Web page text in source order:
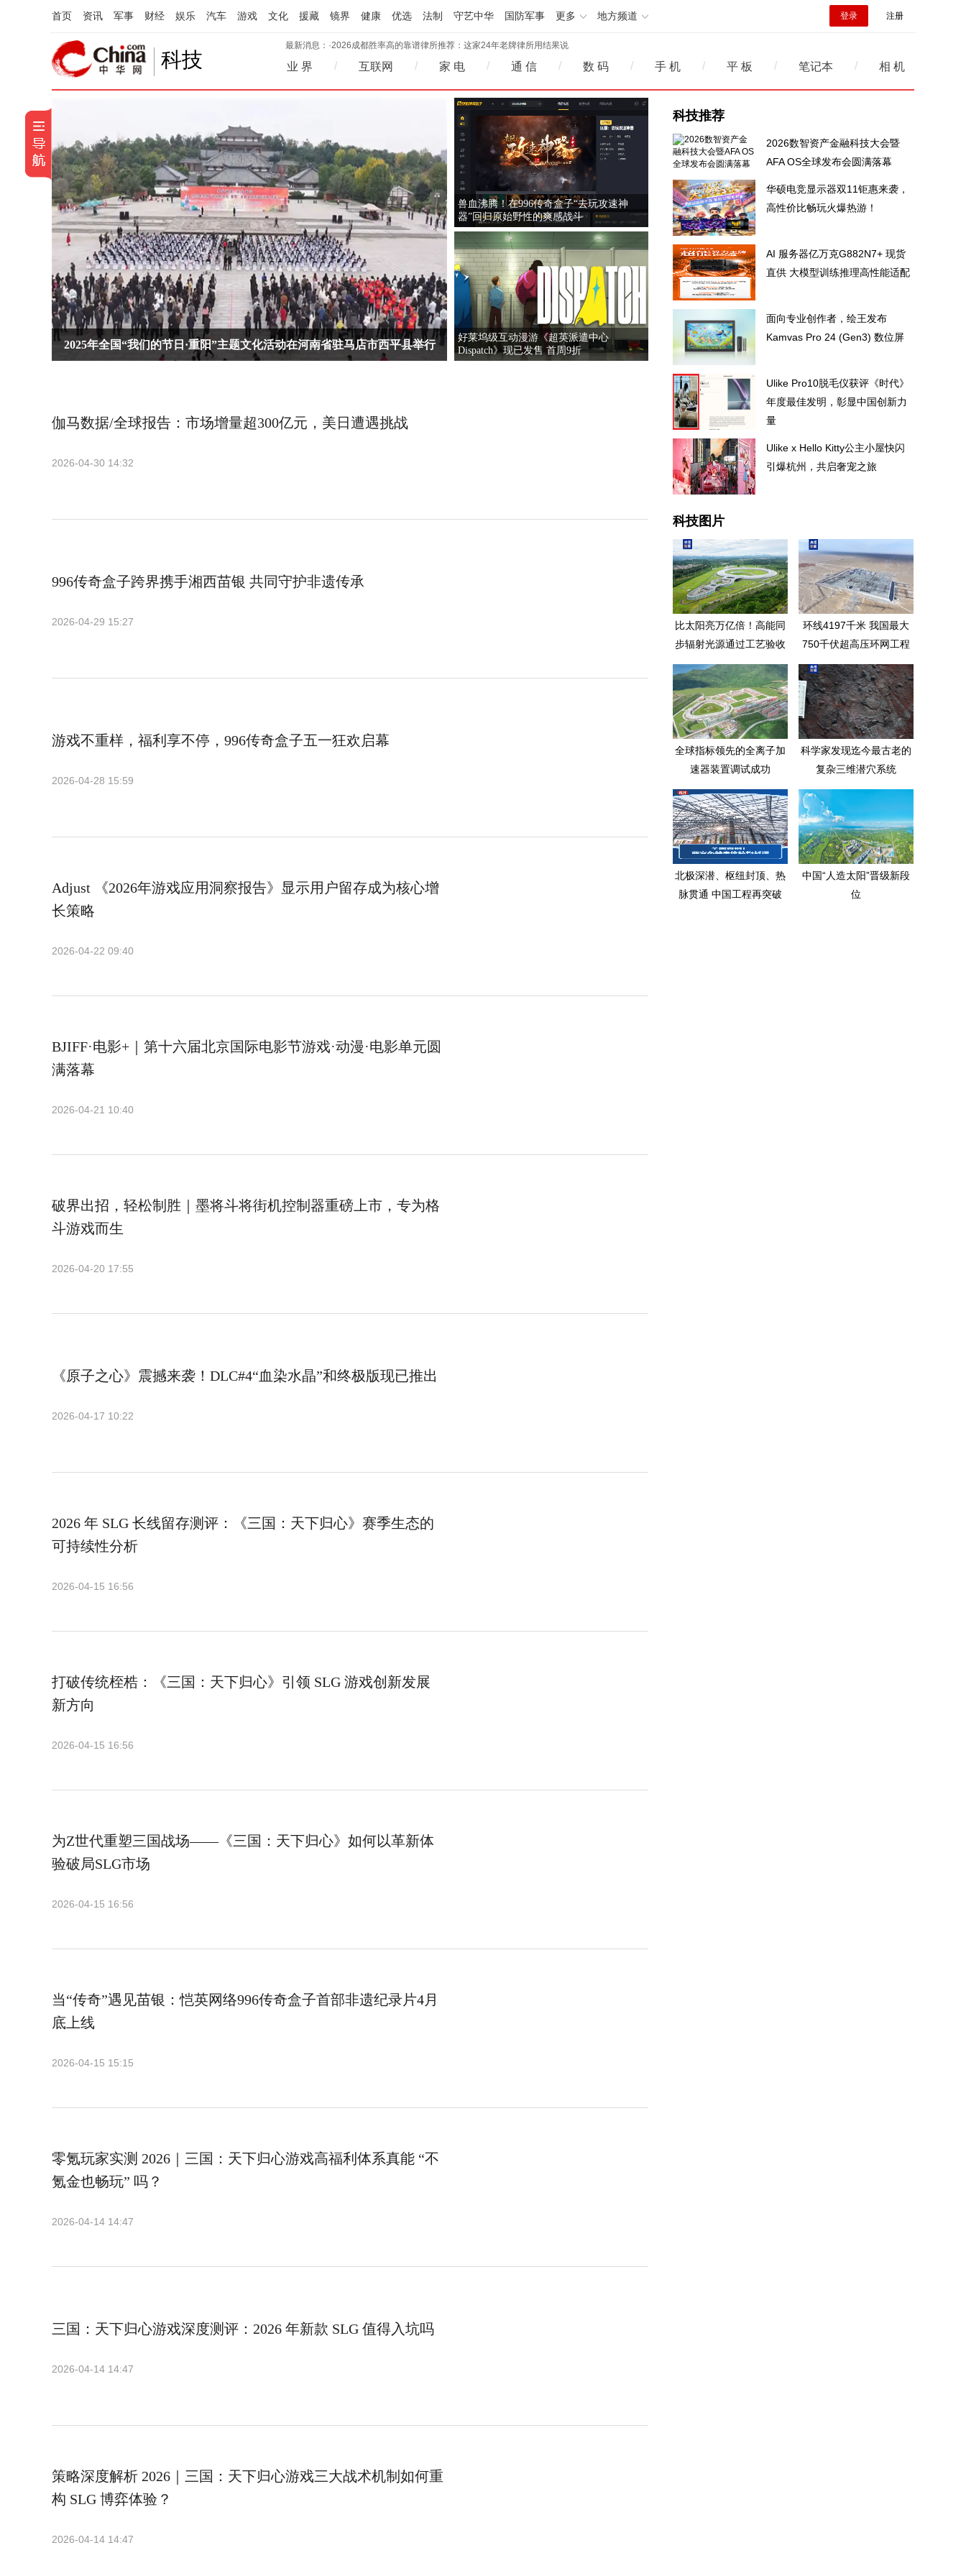
首页 资讯 军事 财经 娱乐 汽车 游戏 文化 援藏 镜界 健康 优选 法制 守艺中华 国防军事 更多 地方频道 登录 注册
科技
最新消息： 话 2026-05-11 16:42
·携手新华网：PureblueAI清蓝技术底座支撑“新华GEO智能体平
台”上线
2026-05-11 16:42
劳力士售后真实现状：一线走访实录 含 2026 年 5 月官方网点联
潜入劳力士官方售后中心：流程 / 价格 / 时效揭秘 附最新网点信
2026成都胜率高的靠谱律所推荐：这家24年老牌律所用结果说
携手新华网：PureblueAI清蓝技术底座支撑“新华GEO智能体平
台”上线 2026-05-11 16:42
劳力士售后真实现状：一线走访实录 含 2026 年 5 月官方网点联
系方式 2026-05-11 16:38
· 2026 年 5 月劳力士官方售后网点大盘点｜实地核验 + 地址电话全
收录
2026-05-11 16:38
·潜入劳力士官方售后中心：流程 / 价格 / 时效揭秘 附最新网点信
息 2026-05-11 16:37
业 界 / 互联网 / 家 电 / 通 信 / 数 码 / 手 机 / 平 板 / 笔记本 / 相 机
2025年全国“我们的节日·重阳”主题文化活动在河南省驻马店市西平县举行
兽血沸腾！在996传奇盒子“去玩攻速神
器”回归原始野性的爽感战斗
好莱坞级互动漫游《超英派遣中心
Dispatch》现已发售 首周9折
伽马数据/全球报告：市场增量超300亿元，美日遭遇挑战
2026-04-30 14:32
996传奇盒子跨界携手湘西苗银 共同守护非遗传承
2026-04-29 15:27
游戏不重样，福利享不停，996传奇盒子五一狂欢启幕
2026-04-28 15:59
Adjust 《2026年游戏应用洞察报告》显示用户留存成为核心增
长策略
2026-04-22 09:40
BJIFF·电影+｜第十六届北京国际电影节游戏·动漫·电影单元圆
满落幕
2026-04-21 10:40
破界出招，轻松制胜｜墨将斗将街机控制器重磅上市，专为格
斗游戏而生
2026-04-20 17:55
《原子之心》震撼来袭！DLC#4“血染水晶”和终极版现已推出
2026-04-17 10:22
2026 年 SLG 长线留存测评：《三国：天下归心》赛季生态的
可持续性分析
2026-04-15 16:56
打破传统桎梏：《三国：天下归心》引领 SLG 游戏创新发展
新方向
2026-04-15 16:56
为Z世代重塑三国战场——《三国：天下归心》如何以革新体
验破局SLG市场
2026-04-15 16:56
当“传奇”遇见苗银：恺英网络996传奇盒子首部非遗纪录片4月
底上线
2026-04-15 15:15
零氪玩家实测 2026｜三国：天下归心游戏高福利体系真能 “不
氪金也畅玩” 吗？
2026-04-14 14:47
三国：天下归心游戏深度测评：2026 年新款 SLG 值得入坑吗
2026-04-14 14:47
策略深度解析 2026｜三国：天下归心游戏三大战术机制如何重
构 SLG 博弈体验？
2026-04-14 14:47
科技推荐
2026数智资产金融科技大会暨
AFA OS全球发布会圆满落幕
华硕电竞显示器双11钜惠来袭，
高性价比畅玩火爆热游！
AI 服务器亿万克G882N7+ 现货
直供 大模型训练推理高性能适配
面向专业创作者，绘王发布
Kamvas Pro 24 (Gen3) 数位屏
Ulike Pro10脱毛仪获评《时代》
年度最佳发明，彰显中国创新力
量
Ulike x Hello Kitty公主小屋快闪
引爆杭州，共启奢宠之旅
科技图片
比太阳亮万亿倍！高能同
步辐射光源通过工艺验收
环线4197千米 我国最大
750千伏超高压环网工程
正式投运
全球指标领先的全离子加
速器装置调试成功
科学家发现迄今最古老的
复杂三维潜穴系统
北极深潜、枢纽封顶、热
脉贯通 中国工程再突破
中国“人造太阳”晋级新段
位